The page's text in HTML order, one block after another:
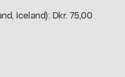
Iceland): Dkr. 75,00